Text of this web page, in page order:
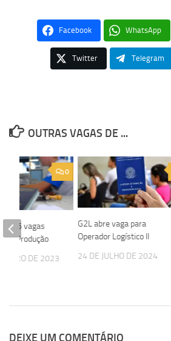
Facebook WhatsApp
Twitter Telegram
OUTRAS VAGAS DE ...
G2L abre vaga para
Operador Logístico II
24 DE JULHO DE 2024
0
05 vagas
de Produção
DE 2023
DEIXE UM COMENTÁRIO